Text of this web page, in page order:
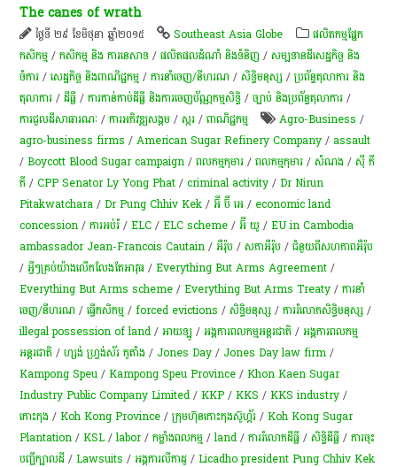
The canes of wrath
ថ្ងៃទី ២៩ ខែមិថុនា ឆ្នាំ២០១៥ Southeast Asia Globe
​ផលិតកម្ម​ផ្នែក​
កសិកម្ម​ /កសិកម្ម​ និង​ ការ​នេ​សាទ​ /ផលិតផលដំណាំ និងទំនិញ /សម្បទានដីសេដ្ឋកិច្ច និង
ចំការ /សេដ្ឋកិច្ច និងពាណិជ្ជកម្ម /ការនាំចេញ/នីហរណ /សិទ្ធិមនុស្ស /ប្រព័ន្ធតុលាការ និង
តុលាការ /ដីធ្លី /ការកាន់កាប់​ដីធ្លី និង​ការចេញ​ប័ណ្ណកម្មសិទ្ធិ​ /ច្បាប់ និងប្រព័ន្ធតុលាការ /
ការជួលដីសាធារណៈ /ការ​អភិវឌ្ឍ​សង្គម /​ស្ករ /ពាណិជ្ជកម្ម Agro-Business /
agro-business firms /American Sugar Refinery Company /assault
/Boycott Blood Sugar campaign /ពលកម្ម​កុមារ /ពលកម្ម​កុមារ​ /សំណង /ស៊ី ភី
ភី /CPP Senator Ly Yong Phat /criminal activity /Dr Nirun
Pitakwatchara /Dr Pung Chhiv Kek /អ៊ី ប៊ី អេ / economic land
concession /ការអប់រំ /ELC /ELC scheme /អ៊ី យូ /EU in Cambodia
ambassador Jean-Francois Cautain /អឺរ៉ុប /សភាអឺរ៉ុប /ជំនួយពីសហភាពអឺរ៉ុប
/អ្វីៗ​គ្រប់​យ៉ាង​លើក​លែង​តែ​អាវុធ /Everything But Arms Agreement /
Everything But Arms scheme /Everything But Arms Treaty /ការនាំ
ចេញ/នីហរណ /ធ្វើកសិកម្ម /forced evictions /សិទ្ធិមនុស្ស /ការរំលោភសិទ្ធិមនុស្ស​ /
illegal possession of land /អាយឡូ /អង្គការពលកម្មអន្តរជាតិ /​អង្គការ​ពលកម្ម​
អន្តរជាតិ /ហ្សង់ ហ្វ្រង់ស័រ កូតាំង/Jones Day /Jones Day law firm /
Kampong Speu /Kampong Speu Province /Khon Kaen Sugar
Industry Public Company Limited /KKP /KKS /KKS industry /
កោះកុង /Koh Kong Province /ក្រុមហ៊ុន​កោះកុង​ស៊ូហ្គ័រ /Koh Kong Sugar
Plantation /KSL /labor/កម្លាំងពលកម្ម /land /ការ​រំលោភ​ដីធ្លី​ /សិទ្ធិ​ដីធ្លី /ការចុះ
បញ្ជីក្បាលដី /Lawsuits /អង្គការលីកាដូ /Licadho president Pung Chhiv Kek